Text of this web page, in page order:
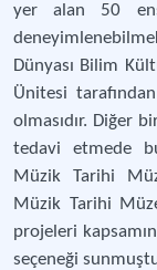
yer alan 50
Dünyası Bilim
Ünitesi
olmasıdır. Diğer
tedavi etmede
Müzik Tarihi
Müzik Tarihi
projeleri
seçeneği